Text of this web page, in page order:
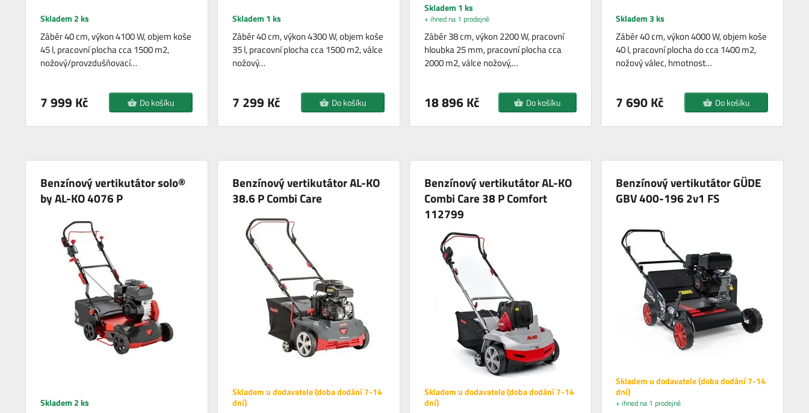
Skladem 2 ks
Záběr 40 cm, výkon 4100 W, objem koše
45 l, pracovní plocha cca 1500 m2,
nožový/provzdušňovací…
7 999 Kč Do košíku
Skladem 1 ks
Záběr 40 cm, výkon 4300 W, objem koše
35 l, pracovní plocha cca 1500 m2, válce
nožový…
7 299 Kč Do košíku
Skladem 1 ks
+ ihned na 1 prodejně
Záběr 38 cm, výkon 2200 W, pracovní
hloubka 25 mm, pracovní plocha cca
2000 m2, válce nožový,…
18 896 Kč Do košíku
Skladem 3 ks
Záběr 40 cm, výkon 4000 W, objem koše
40 l, pracovní plocha do cca 1400 m2,
nožový válec, hmotnost…
7 690 Kč Do košíku
Benzínový vertikutátor solo®
by AL-KO 4076 P
Skladem 2 ks
Benzínový vertikutátor AL-KO
38.6 P Combi Care
Skladem u dodavatele (doba dodání 7-14
dní)
Benzínový vertikutátor AL-KO
Combi Care 38 P Comfort
112799
Skladem u dodavatele (doba dodání 7-14
dní)
Benzínový vertikutátor GÜDE
GBV 400-196 2v1 FS
Skladem u dodavatele (doba dodání 7-14
dní)
+ ihned na 1 prodejně